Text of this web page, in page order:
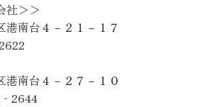
社＞＞
南台４－２１－１７
南台４－２７－１０